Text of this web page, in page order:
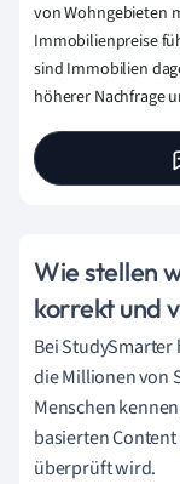
von Wohngebieten
Immobilienpreise
sind Immobilien
höherer Nachfrage
Wie stellen
korrekt und
Bei
die Millionen von
Menschen
basierten
überprüft wird.